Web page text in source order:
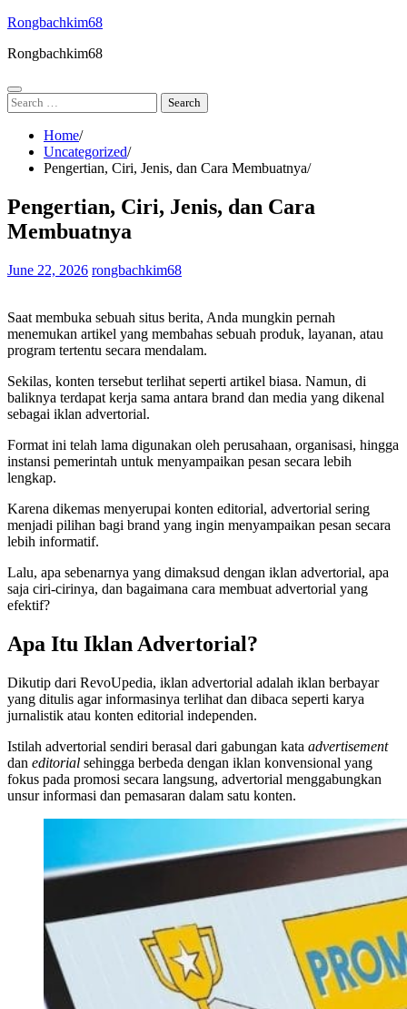
Skip
content
Rongbachkim68
Rongbachkim68
Search
for:
Home
Uncategorized
Pengertian, Ciri, Jenis, dan Cara Membuatnya
Pengertian, Ciri, Jenis, dan Cara
Membuatnya
June 22, 2026 rongbachkim68
Saat membuka sebuah situs berita, Anda mungkin pernah
menemukan artikel yang membahas sebuah produk, layanan, atau
program tertentu secara mendalam.
Sekilas, konten tersebut terlihat seperti artikel biasa. Namun, di
baliknya terdapat kerja sama antara brand dan media yang dikenal
sebagai iklan advertorial.
Format ini telah lama digunakan oleh perusahaan, organisasi, hingga
instansi pemerintah untuk menyampaikan pesan secara lebih
lengkap.
Karena dikemas menyerupai konten editorial, advertorial sering
menjadi pilihan bagi brand yang ingin menyampaikan pesan secara
lebih informatif.
Lalu, apa sebenarnya yang dimaksud dengan iklan advertorial, apa
saja ciri-cirinya, dan bagaimana cara membuat advertorial yang
efektif?
Apa Itu Iklan Advertorial?
Dikutip dari RevoUpedia, iklan advertorial adalah iklan berbayar
yang ditulis agar informasinya terlihat dan dibaca seperti karya
jurnalistik atau konten editorial independen.
Istilah advertorial sendiri berasal dari gabungan kata advertisement
dan editorial sehingga berbeda dengan iklan konvensional yang
fokus pada promosi secara langsung, advertorial menggabungkan
unsur informasi dan pemasaran dalam satu konten.